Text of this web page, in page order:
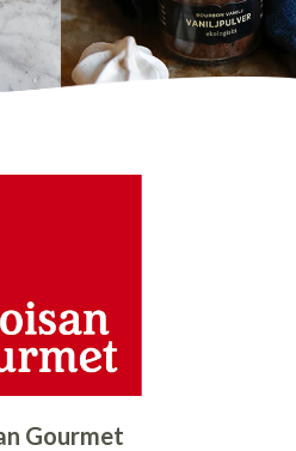
Gourmet